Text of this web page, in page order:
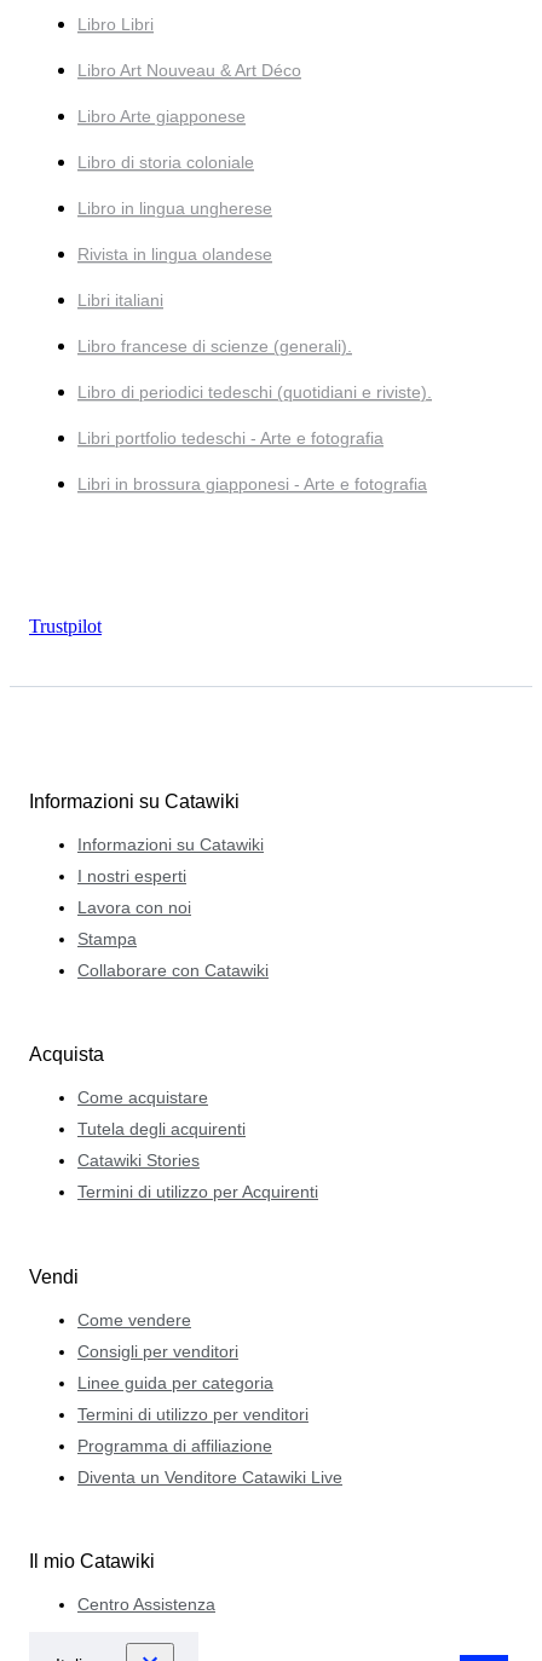
Libro Libri
Libro Art Nouveau & Art Déco
Libro Arte giapponese
Libro di storia coloniale
Libro in lingua ungherese
Rivista in lingua olandese
Libri italiani
Libro francese di scienze (generali).
Libro di periodici tedeschi (quotidiani e riviste).
Libri portfolio tedeschi - Arte e fotografia
Libri in brossura giapponesi - Arte e fotografia
Trustpilot
Informazioni su Catawiki
Informazioni su Catawiki
I nostri esperti
Lavora con noi
Stampa
Collaborare con Catawiki
Acquista
Come acquistare
Tutela degli acquirenti
Catawiki Stories
Termini di utilizzo per Acquirenti
Vendi
Come vendere
Consigli per venditori
Linee guida per categoria
Termini di utilizzo per venditori
Programma di affiliazione
Diventa un Venditore Catawiki Live
Il mio Catawiki
Centro Assistenza